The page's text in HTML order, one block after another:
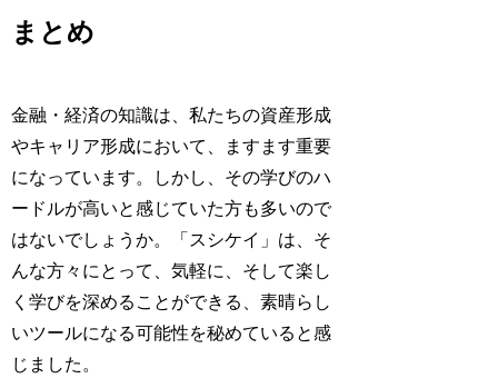
まとめ
金融・経済の知識は、私たちの資産形成
やキャリア形成において、ますます重要
になっています。しかし、その学びのハ
ードルが高いと感じていた方も多いので
はないでしょうか。「スシケイ」は、そ
んな方々にとって、気軽に、そして楽し
く学びを深めることができる、素晴らし
いツールになる可能性を秘めていると感
じました。